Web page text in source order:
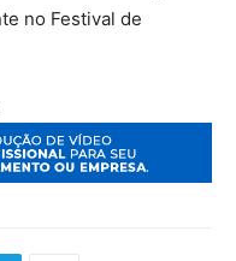
no Festival de